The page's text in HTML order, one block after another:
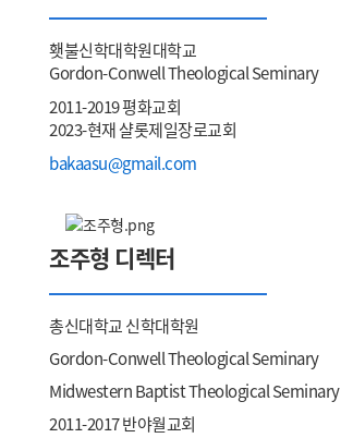
횃불신학대학원대학교
Gordon-Conwell Theological Seminary
2011-2019 평화교회
2023-현재 샬롯제일장로교회
bakaasu@gmail.com
조주형 디렉터
총신대학교 신학대학원
Gordon-Conwell Theological Seminary
Midwestern Baptist Theological Seminary
2011-2017 반야월교회